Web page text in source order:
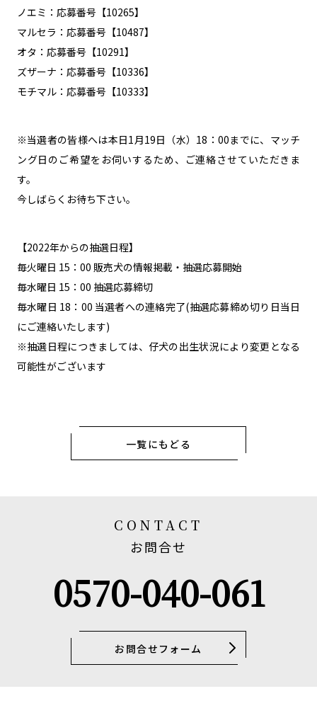
ノエミ：応募番号【10265】
マルセラ：応募番号【10487】
オタ：応募番号【10291】
ズザーナ：応募番号【10336】
モチマル：応募番号【10333】
※当選者の皆様へは本日1月19日（水）18：00までに、マッチ
ング日のご希望をお伺いするため、ご連絡させていただきま
す。
今しばらくお待ち下さい。
【2022年からの抽選日程】
毎火曜日 15：00 販売犬の情報掲載・抽選応募開始
毎水曜日 15：00 抽選応募締切
毎水曜日 18：00 当選者への連絡完了(抽選応募締め切り日当日
にご連絡いたします)
※抽選日程につきましては、仔犬の出生状況により変更となる
可能性がございます
一覧にもどる
CONTACT
お問合せ
0570-040-061
お問合せフォーム